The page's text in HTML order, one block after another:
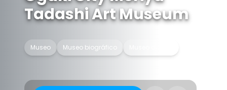
Tadashi Art Museum
Museo Museo biográfico